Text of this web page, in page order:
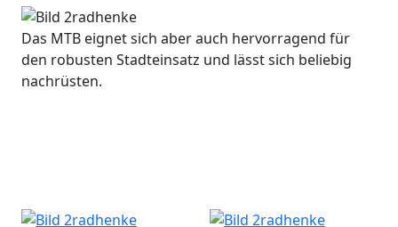
Das MTB eignet sich aber auch hervorragend für
den robusten Stadteinsatz und lässt sich beliebig
nachrüsten.